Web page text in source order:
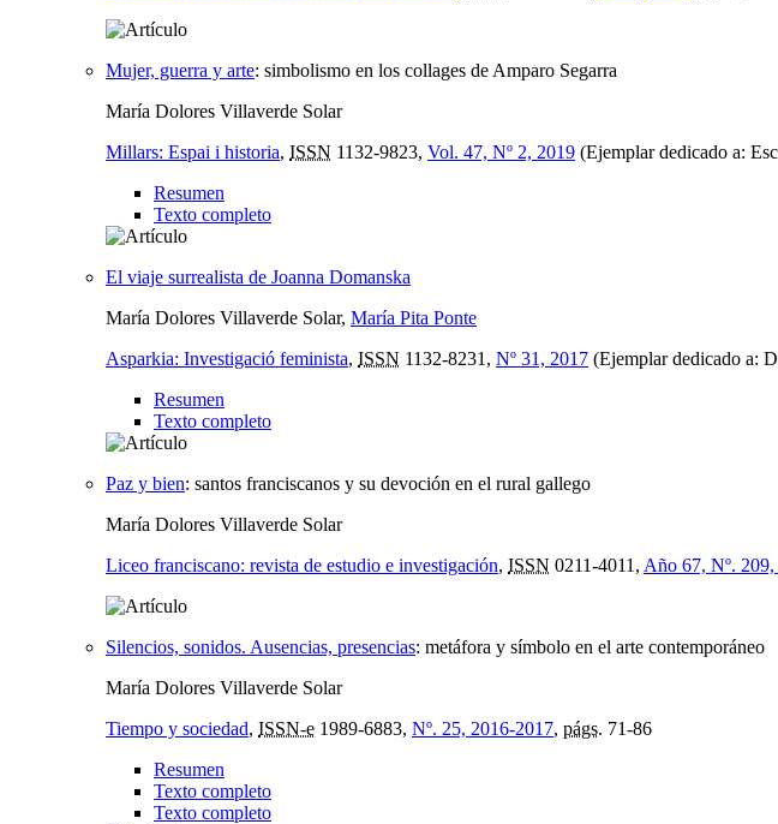
Mujer, guerra y arte: simbolismo en los collages de Amparo Segarra
María Dolores Villaverde Solar
Millars: Espai i historia, ISSN 1132-9823, Vol. 47, Nº 2, 2019 (Ejemplar dedicado a:
Resumen
Texto completo
El viaje surrealista de Joanna Domanska
María Dolores Villaverde Solar, María Pita Ponte
Asparkia: Investigació feminista, ISSN 1132-8231, Nº 31, 2017 (Ejemplar dedicado a:
Resumen
Texto completo
Paz y bien: santos franciscanos y su devoción en el rural gallego
María Dolores Villaverde Solar
Liceo franciscano: revista de estudio e investigación, ISSN 0211-4011, Año 67, Nº.
Silencios, sonidos. Ausencias, presencias: metáfora y símbolo en el arte contemporáneo
María Dolores Villaverde Solar
Tiempo y sociedad, ISSN-e 1989-6883, Nº. 25, 2016-2017, págs. 71-86
Resumen
Texto completo
Texto completo